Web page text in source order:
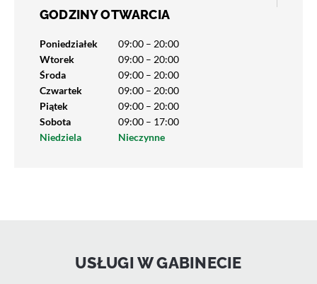
GODZINY OTWARCIA
Poniedziałek
09:00 – 20:00
Wtorek
09:00 – 20:00
Środa
09:00 – 20:00
Czwartek
09:00 – 20:00
Piątek
09:00 – 20:00
Sobota
09:00 – 17:00
Niedziela
Nieczynne
USŁUGI W GABINECIE